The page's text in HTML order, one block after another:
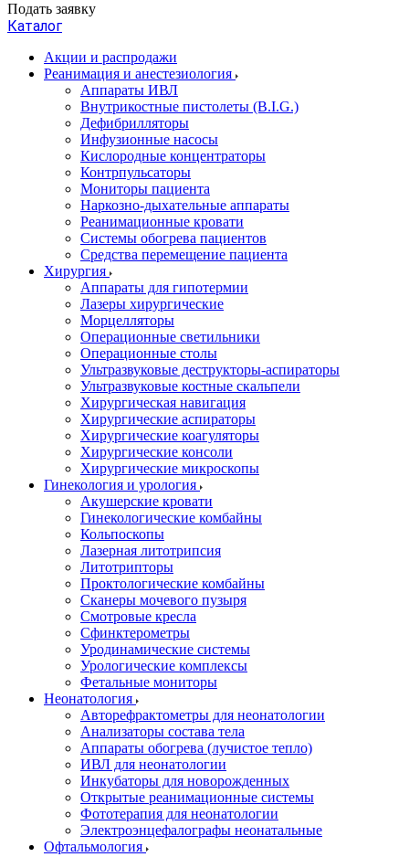
Подать заявку
Каталог
Акции и распродажи
Реанимация и анестезиология
Аппараты ИВЛ
Внутрикостные пистолеты (B.I.G.)
Дефибрилляторы
Инфузионные насосы
Кислородные концентраторы
Контрпульсаторы
Мониторы пациента
Наркозно-дыхательные аппараты
Реанимационные кровати
Системы обогрева пациентов
Средства перемещение пациента
Хирургия
Аппараты для гипотермии
Лазеры хирургические
Морцелляторы
Операционные светильники
Операционные столы
Ультразвуковые деструкторы-аспираторы
Ультразвуковые костные скальпели
Хирургическая навигация
Хирургические аспираторы
Хирургические коагуляторы
Хирургические консоли
Хирургические микроскопы
Гинекология и урология
Акушерские кровати
Гинекологические комбайны
Кольпоскопы
Лазерная литотрипсия
Литотрипторы
Проктологические комбайны
Сканеры мочевого пузыря
Смотровые кресла
Сфинктерометры
Уродинамические системы
Урологические комплексы
Фетальные мониторы
Неонатология
Авторефрактометры для неонатологии
Анализаторы состава тела
Аппараты обогрева (лучистое тепло)
ИВЛ для неонатологии
Инкубаторы для новорожденных
Открытые реанимационные системы
Фототерапия для неонатологии
Электроэнцефалографы неонатальные
Офтальмология